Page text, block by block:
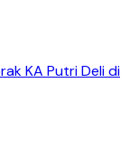
KA Putri Deli di